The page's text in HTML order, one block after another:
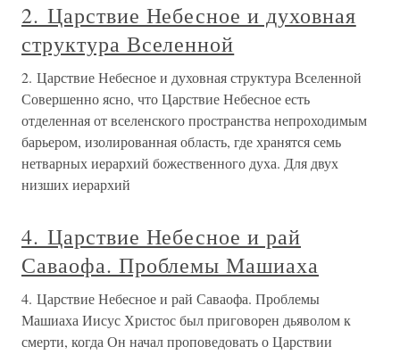
2. Царствие Небесное и духовная
структура Вселенной
2. Царствие Небесное и духовная структура Вселенной
Совершенно ясно, что Царствие Небесное есть
отделенная от вселенского пространства непроходимым
барьером, изолированная область, где хранятся семь
нетварных иерархий божественного духа. Для двух
низших иерархий
4. Царствие Небесное и рай
Саваофа. Проблемы Машиаха
4. Царствие Небесное и рай Саваофа. Проблемы
Машиаха Иисус Христос был приговорен дьяволом к
смерти, когда Он начал проповедовать о Царствии